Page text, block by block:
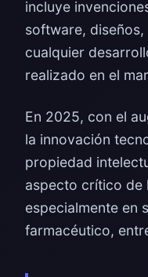
incluye
software,
cualquier
realizado en el
En 2025, con el
la innovación
propiedad
aspecto crítico de
especialmente en
farmacéutico,